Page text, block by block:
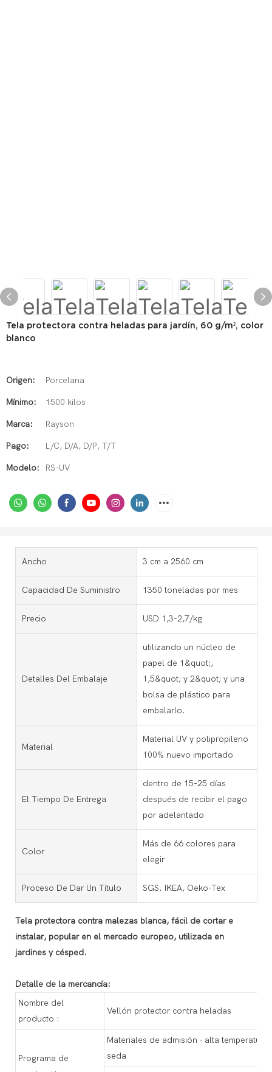
Tela protectora contra heladas para jardín, 60 g/m², color
blanco
Origen: Porcelana
Mínimo: 1500 kilos
Marca: Rayson
Pago: L/C, D/A, D/P, T/T
Modelo: RS-UV
Ancho 3 cm a 2560 cm
Capacidad De Suministro 1350 toneladas por mes
Precio USD 1,3-2,7/kg
Detalles Del Embalaje
utilizando un núcleo de
papel de 1&quot;,
1,5&quot; y 2&quot; y una
bolsa de plástico para
embalarlo.
Material
Material UV y polipropileno
100% nuevo importado
El Tiempo De Entrega
dentro de 15-25 días
después de recibir el pago
por adelantado
Color
Más de 66 colores para
elegir
Proceso De Dar Un Título SGS. IKEA, Oeko-Tex
Tela protectora contra malezas blanca, fácil de cortar e
instalar, popular en el mercado europeo, utilizada en
jardines y césped.
Detalle de la mercancía:
Nombre del
producto :
Vellón protector contra heladas
Programa de
Materiales de admisión - alta
seda